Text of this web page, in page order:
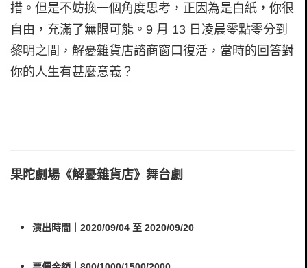
措。但是不妨換一個角度思考，正因為是白紙，你很
自由，充滿了無限可能。9 月 13 日凌晨零點零分到
黎明之間，解憂雜貨店諮商窗口復活，當時的回答對
你的人生有甚麼意義？
果陀劇場《解憂雜貨店》舞台劇
演出時間｜2020/09/04 至 2020/09/20